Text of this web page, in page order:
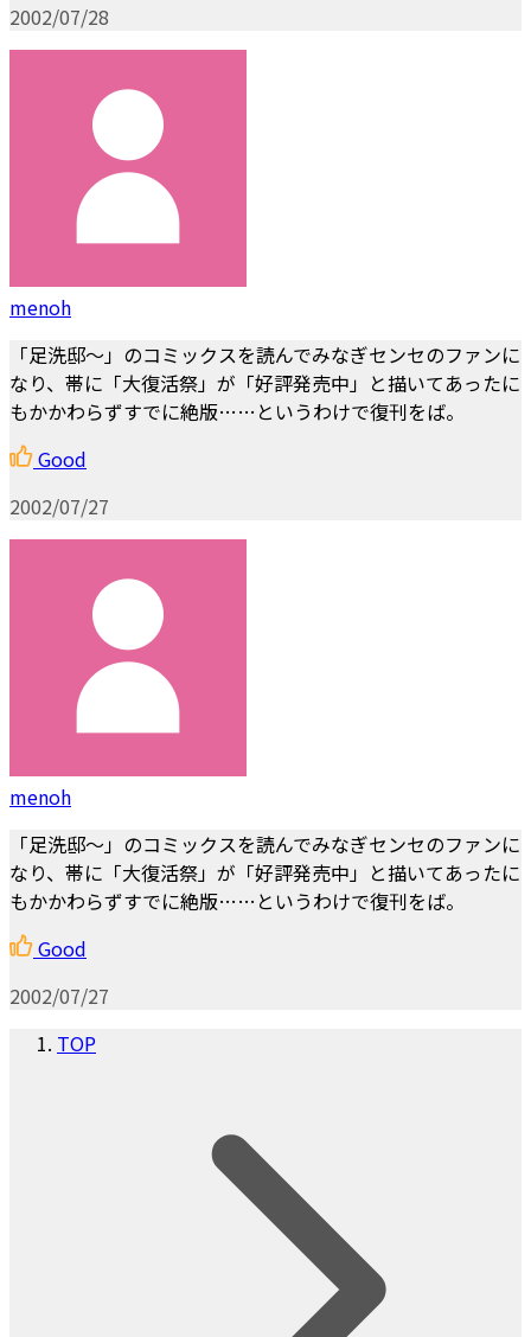
2002/07/28
menoh
「足洗邸～」のコミックスを読んでみなぎセンセのファンに
なり、帯に「大復活祭」が「好評発売中」と描いてあったに
もかかわらずすでに絶版……というわけで復刊をば。
Good
2002/07/27
menoh
「足洗邸～」のコミックスを読んでみなぎセンセのファンに
なり、帯に「大復活祭」が「好評発売中」と描いてあったに
もかかわらずすでに絶版……というわけで復刊をば。
Good
2002/07/27
TOP